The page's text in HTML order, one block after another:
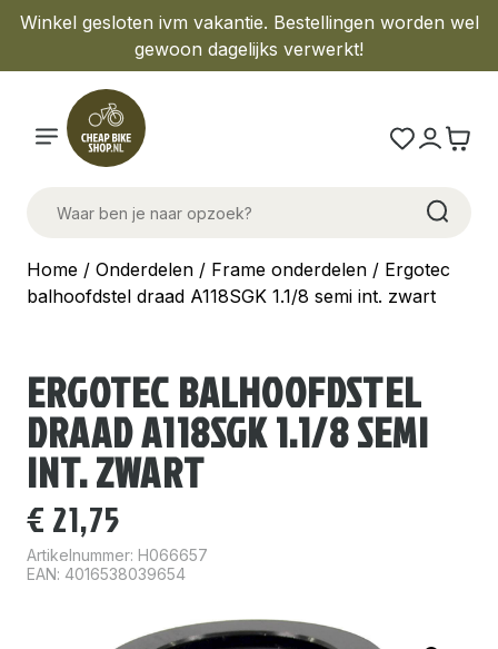
Winkel gesloten ivm vakantie. Bestellingen worden wel
gewoon dagelijks verwerkt!
Home / Onderdelen / Frame onderdelen / Ergotec
balhoofdstel draad A118SGK 1.1/8 semi int. zwart
ERGOTEC BALHOOFDSTEL
DRAAD A118SGK 1.1/8 SEMI
INT. ZWART
€ 21,75
Artikelnummer: H066657
EAN: 4016538039654